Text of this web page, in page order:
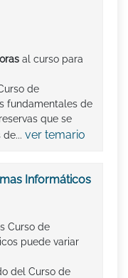
al curso para
de
fundamentales de
que se
ver temario
Informáticos
Curso de
puede variar
del Curso de